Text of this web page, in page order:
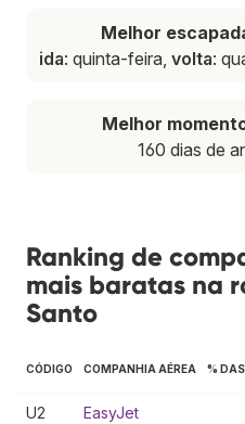
Melhor
ida: quinta-feira, volta:
Melhor
160 dias de
Ranking de
mais baratas na
Santo
CÓDIGO COMPANHIA AÉREA %
U2 EasyJet